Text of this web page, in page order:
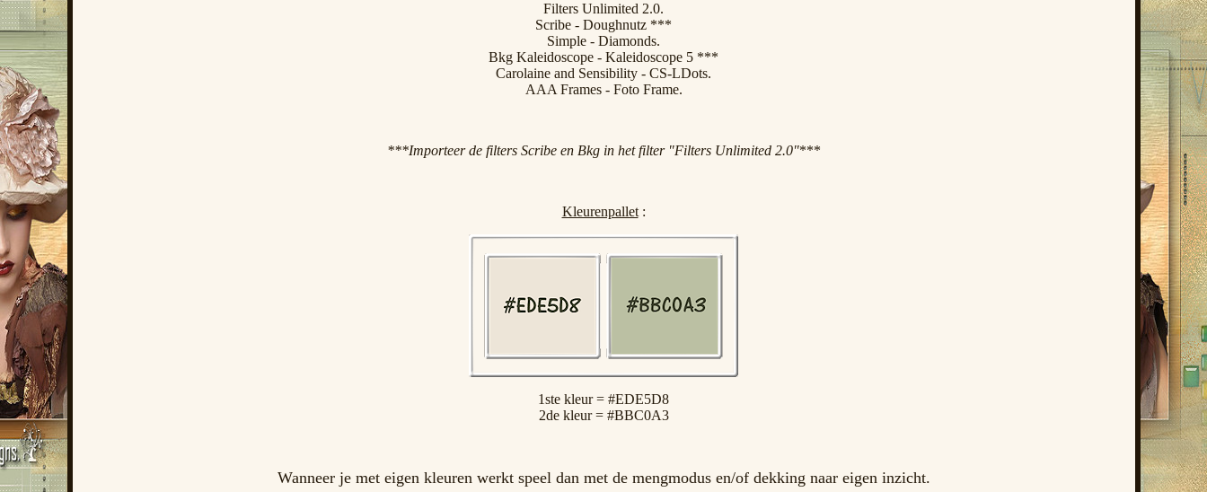
Filters Unlimited 2.0.
Scribe - Doughnutz ***
Simple - Diamonds.
Bkg Kaleidoscope - Kaleidoscope 5 ***
Carolaine and Sensibility - CS-LDots.
AAA Frames - Foto Frame.
***Importeer de filters Scribe en Bkg in het filter "Filters Unlimited 2.0"***
Kleurenpallet:
1ste kleur = #EDE5D8
2de kleur = #BBC0A3
Wanneer je met eigen kleuren werkt speel dan met de mengmodus en/of dekking naar eigen inzicht.